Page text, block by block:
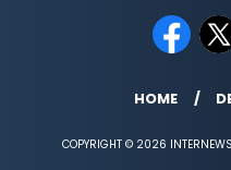
HOME
COPYRIGHT © 2026